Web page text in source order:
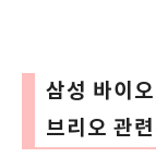
삼성 바이
브리오 관